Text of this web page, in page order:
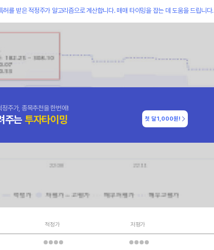
를 받은 적정주가 알고리즘으로 계산합니다. 매매 타이밍을 잡는 데 도움을 드립니다.
정주가, 종목추천을 한번에!
주는 투자타이밍 첫 달1,000원!
적정가 저평가